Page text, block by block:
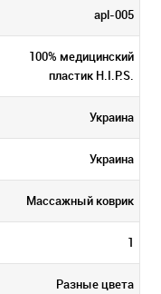
apl-005
100% медицинский
пластик H.I.P.S.
Украина
Украина
Массажный коврик
1
Разные цвета